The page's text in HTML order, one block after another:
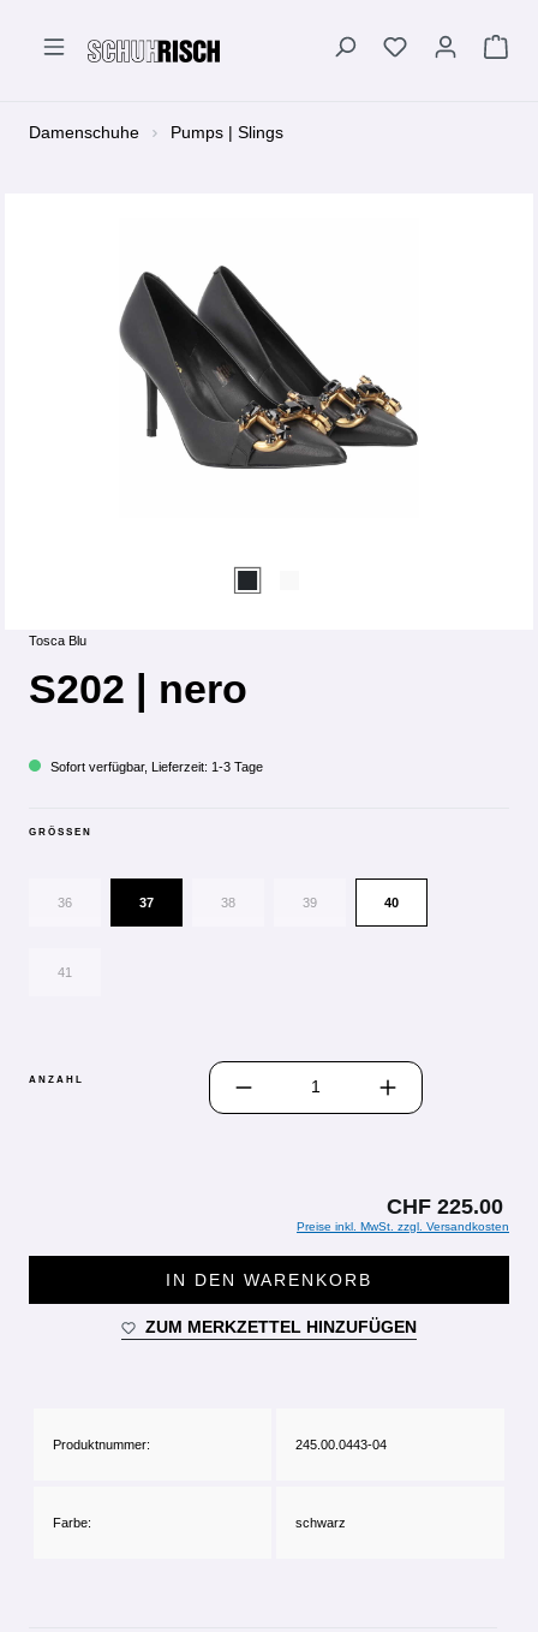
Damenschuhe Pumps | Slings
Tosca Blu
S202 | nero
Sofort verfügbar, Lieferzeit: 1-3 Tage
GRÖSSEN
36 37 38 39 40
41
ANZAHL
PRODUKT ANZAHL: GIB DEN
CHF 225.00
Preise inkl. MwSt. zzgl. Versandkosten
IN DEN WARENKORB
ZUM MERKZETTEL HINZUFÜGEN
Produktnummer: 245.00.0443-04
Farbe: schwarz